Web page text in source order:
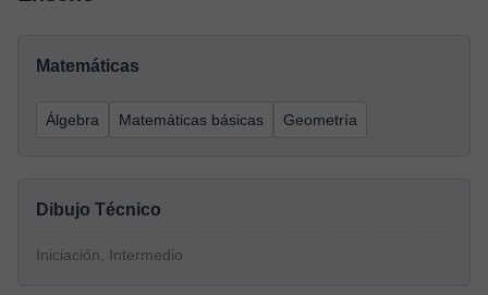
Matemáticas
Álgebra Matemáticas básicas Geometría
Dibujo Técnico
Iniciación, Intermedio